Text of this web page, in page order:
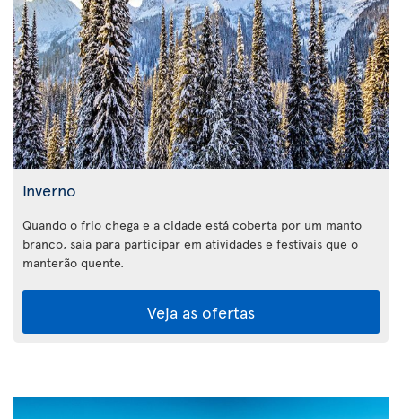
Inverno
Quando o frio chega e a cidade está coberta por um manto
branco, saia para participar em atividades e festivais que o
manterão quente.
Veja as ofertas